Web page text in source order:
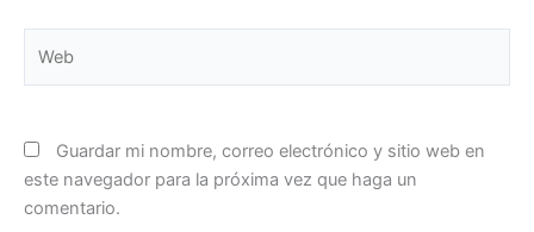
Guardar mi nombre, correo electrónico y sitio web en
este navegador para la próxima vez que haga un
comentario.